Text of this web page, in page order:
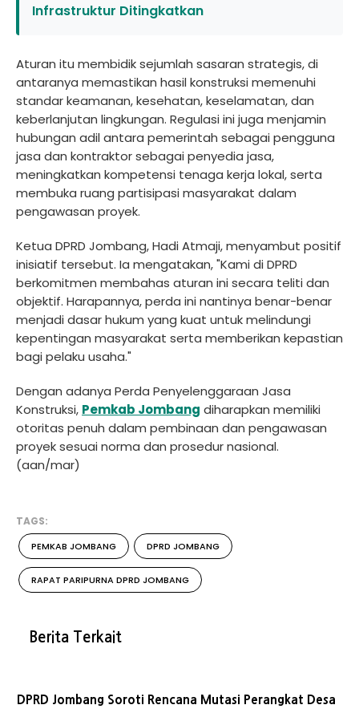
Infrastruktur Ditingkatkan
Aturan itu membidik sejumlah sasaran strategis, di
antaranya memastikan hasil konstruksi memenuhi
standar keamanan, kesehatan, keselamatan, dan
keberlanjutan lingkungan. Regulasi ini juga menjamin
hubungan adil antara pemerintah sebagai pengguna
jasa dan kontraktor sebagai penyedia jasa,
meningkatkan kompetensi tenaga kerja lokal, serta
membuka ruang partisipasi masyarakat dalam
pengawasan proyek.
Ketua DPRD Jombang, Hadi Atmaji, menyambut positif
inisiatif tersebut. Ia mengatakan, "Kami di DPRD
berkomitmen membahas aturan ini secara teliti dan
objektif. Harapannya, perda ini nantinya benar-benar
menjadi dasar hukum yang kuat untuk melindungi
kepentingan masyarakat serta memberikan kepastian
bagi pelaku usaha."
Dengan adanya Perda Penyelenggaraan Jasa
Konstruksi, Pemkab Jombang diharapkan memiliki
otoritas penuh dalam pembinaan dan pengawasan
proyek sesuai norma dan prosedur nasional.
(aan/mar)
TAGS:
PEMKAB JOMBANG DPRD JOMBANG
RAPAT PARIPURNA DPRD JOMBANG
Berita Terkait
DPRD Jombang Soroti Rencana Mutasi Perangkat Desa